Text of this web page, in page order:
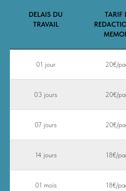
DELAIS DU
TRAVAIL
TARIF
01 jour 20€/
03 jours 20€/
07 jours 20€/
14 jours 18€/
01 mois 18€/